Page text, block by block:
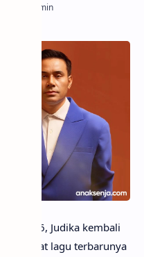
2026, Judika kembali
Air lewat lagu terbarunya